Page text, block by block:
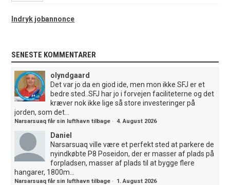
Indryk jobannonce
SENESTE KOMMENTARER
olyndgaard
Det var jo da en giod ide, men mon ikke SFJ er et
bedre sted..SFJ har jo i forvejen faciliteterne og det
kræver nok ikke lige så store investeringer på
jorden, som det...
Narsarsuaq får sin lufthavn tilbage ·4. August 2026
Daniel
Narsarsuaq ville være et perfekt sted at parkere de
nyindkøbte P8 Poseidon, der er masser af plads på
forpladsen, masser af plads til at bygge flere
hangarer, 1800m...
Narsarsuaq får sin lufthavn tilbage · 1. August 2026